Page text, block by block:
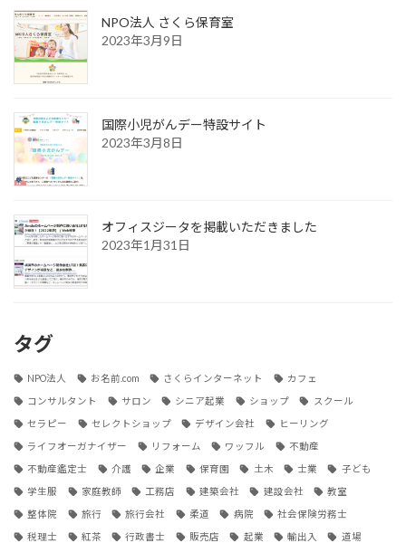
NPO法人 さくら保育室
2023年3月9日
国際小児がんデー特設サイト
2023年3月8日
オフィスジータを掲載いただきました
2023年1月31日
タグ
NPO法人 お名前.com さくらインターネット カフェ
コンサルタント サロン シニア起業 ショップ スクール
セラピー セレクトショップ デザイン会社 ヒーリング
ライフオーガナイザー リフォーム ワッフル 不動産
不動産鑑定士 介護 企業 保育園 土木 士業 子ども
学生服 家庭教師 工務店 建築会社 建設会社 教室
整体院 旅行 旅行会社 柔道 病院 社会保険労務士
税理士 紅茶 行政書士 販売店 起業 輸出入 道場